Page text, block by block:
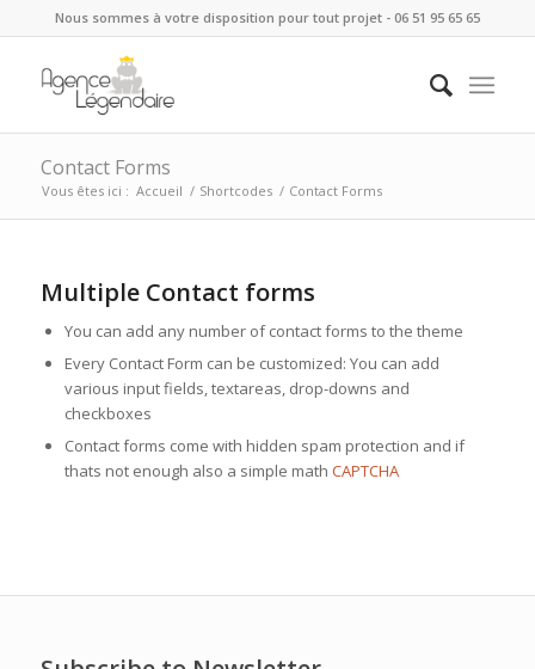
Nous sommes à votre disposition pour tout projet - 06 51 95 65 65
Contact Forms
Vous êtes ici : Accueil / Shortcodes / Contact Forms
Multiple Contact forms
You can add any number of contact forms to the theme
Every Contact Form can be customized: You can add
various input fields, textareas, drop-downs and
checkboxes
Contact forms come with hidden spam protection and if
thats not enough also a simple math CAPTCHA